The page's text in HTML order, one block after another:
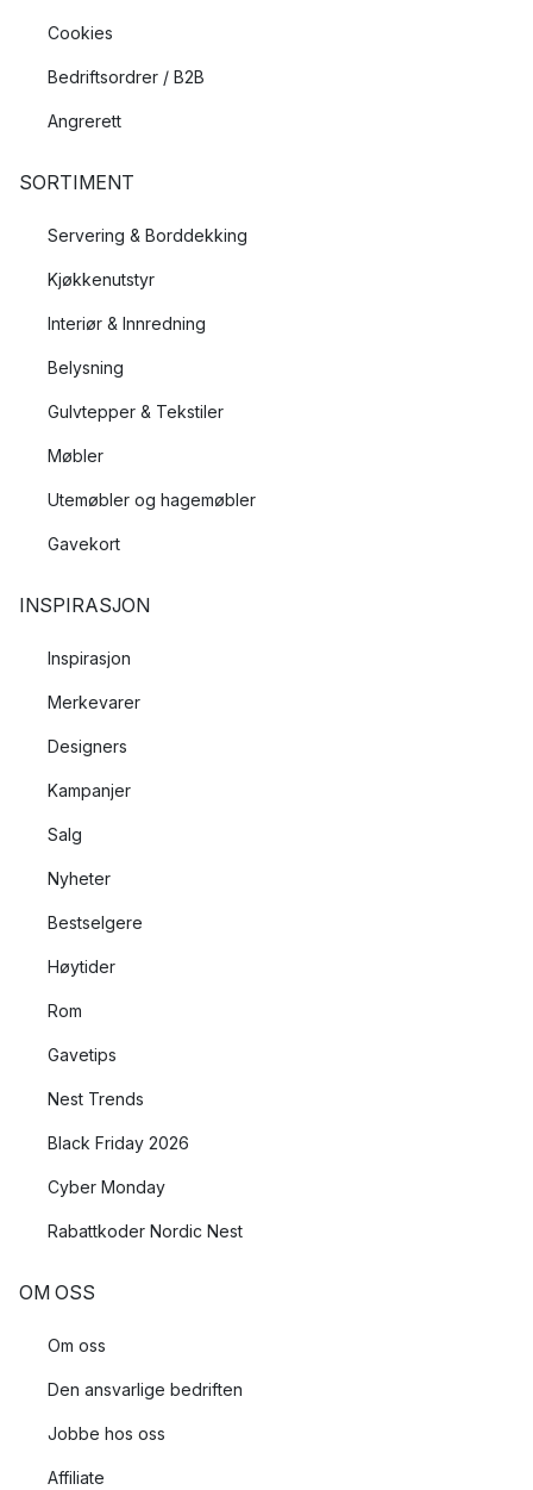
Cookies
Bedriftsordrer / B2B
Angrerett
SORTIMENT
Servering & Borddekking
Kjøkkenutstyr
Interiør & Innredning
Belysning
Gulvtepper & Tekstiler
Møbler
Utemøbler og hagemøbler
Gavekort
INSPIRASJON
Inspirasjon
Merkevarer
Designers
Kampanjer
Salg
Nyheter
Bestselgere
Høytider
Rom
Gavetips
Nest Trends
Black Friday 2026
Cyber Monday
Rabattkoder Nordic Nest
OM OSS
Om oss
Den ansvarlige bedriften
Jobbe hos oss
Affiliate